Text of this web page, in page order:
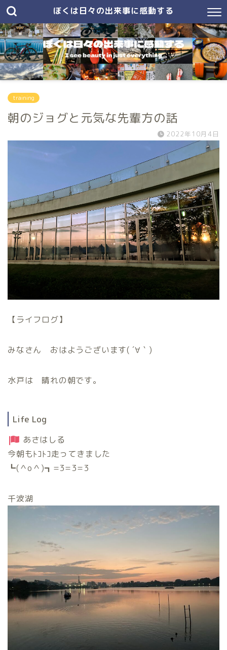
ぼくは日々の出来事に感動する
training
朝のジョグと元気な先輩方の話
2022年10月4日
【ライフログ】
みなさん おはようございます( ´∀｀)
水戸は 晴れの朝です。
Life Log
あさはしる
今朝もﾄｺﾄｺ走ってきました
┗(＾o＾)┓=3=3=3
千波湖